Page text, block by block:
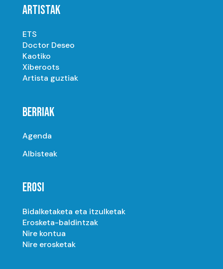
ARTISTAK
ETS
Doctor Deseo
Kaotiko
Xiberoots
Artista guztiak
BERRIAK
Agenda
Albisteak
EROSI
Bidalketaketa eta itzulketak
Erosketa-baldintzak
Nire kontua
Nire erosketak